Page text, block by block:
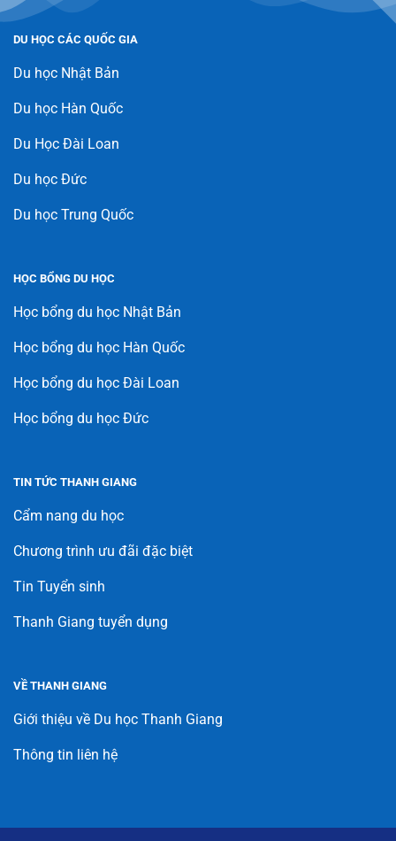
DU HỌC CÁC QUỐC GIA
Du học Nhật Bản
Du học Hàn Quốc
Du Học Đài Loan
Du học Đức
Du học Trung Quốc
HỌC BỔNG DU HỌC
Học bổng du học Nhật Bản
Học bổng du học Hàn Quốc
Học bổng du học Đài Loan
Học bổng du học Đức
TIN TỨC THANH GIANG
Cẩm nang du học
Chương trình ưu đãi đặc biệt
Tin Tuyển sinh
Thanh Giang tuyển dụng
VỀ THANH GIANG
Giới thiệu về Du học Thanh Giang
Thông tin liên hệ